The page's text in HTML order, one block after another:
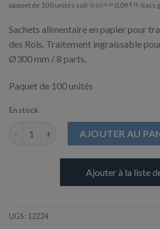
était :
est
paquet de 100 unités soit 0,12€ 0,09€ /sacs
Sachets alimentaire en papier pour
des Rois. Traitement ingraissable
Ø300 mm / 8 parts.
Paquet de 100 unités
En stock
quantité de Sacs Décorés pour
AJOUTER AU
Ajouter à la liste
UGS : 12224